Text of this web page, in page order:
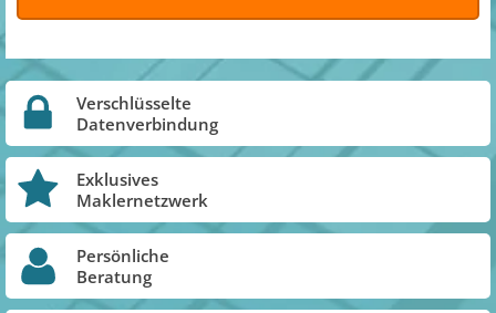
Verschlüsselte
Datenverbindung
Exklusives
Maklernetzwerk
Persönliche
Beratung